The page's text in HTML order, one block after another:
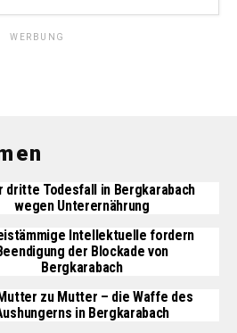
WERBUNG
dritte Todesfall in Bergkarabach
wegen Unterernährung
Intellektuelle fordern
der Blockade von
Bergkarabach
zu Mutter – die Waffe des
in Bergkarabach